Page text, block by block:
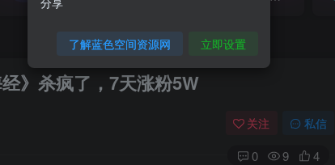
》杀疯了，7天涨粉5W
关注 私信
0 9 4
了解蓝色空间资源网 立即设置